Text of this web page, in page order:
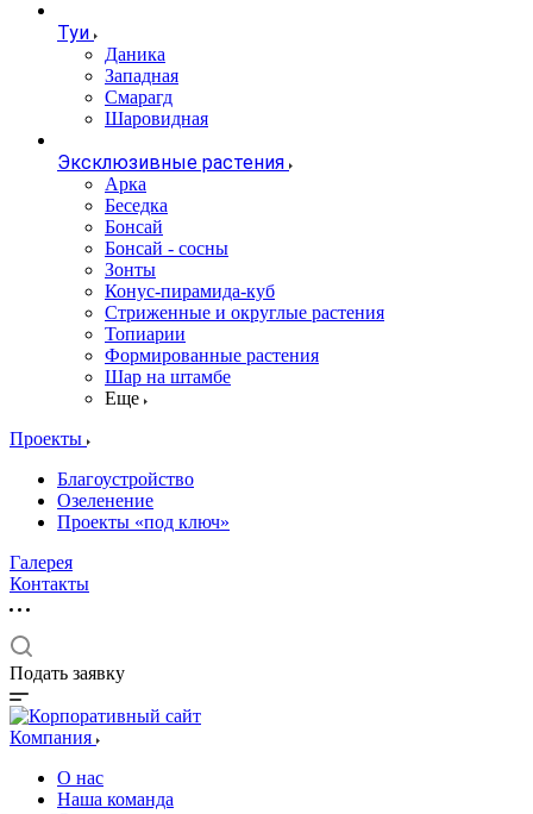
Туи
Даника
Западная
Смарагд
Шаровидная
Эксклюзивные растения
Арка
Беседка
Бонсай
Бонсай - сосны
Зонты
Конус-пирамида-куб
Стриженные и округлые растения
Топиарии
Формированные растения
Шар на штамбе
Еще
Проекты
Благоустройство
Озеленение
Проекты «под ключ»
Галерея
Контакты
Подать заявку
Компания
О нас
Наша команда